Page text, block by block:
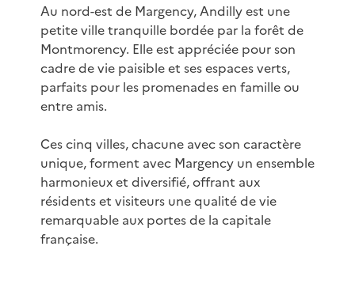
Au nord-est de Margency, Andilly est une
petite ville tranquille bordée par la forêt de
Montmorency. Elle est appréciée pour son
cadre de vie paisible et ses espaces verts,
parfaits pour les promenades en famille ou
entre amis.
Ces cinq villes, chacune avec son caractère
unique, forment avec Margency un ensemble
harmonieux et diversifié, offrant aux
résidents et visiteurs une qualité de vie
remarquable aux portes de la capitale
française.